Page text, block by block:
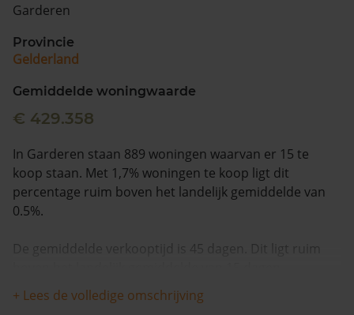
088 220 4200
Maandag t/m vrijdag - 08:00 -18:00
Garderen
Provincie
Gelderland
Gemiddelde woningwaarde
€ 429.358
In Garderen staan 889 woningen waarvan er 15 te
koop staan. Met 1,7% woningen te koop ligt dit
percentage ruim boven het landelijk gemiddelde van
0.5%.
De gemiddelde verkooptijd is 45 dagen. Dit ligt ruim
Wanneer we naar de laatste 12 maanden kijken
+ Lees de volledige omschrijving